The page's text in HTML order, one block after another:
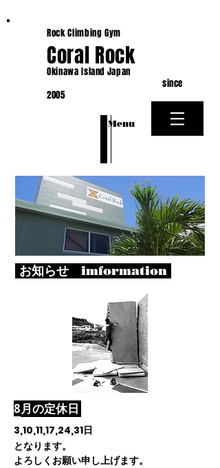
Rock Climbing Gym
Coral Rock
Okinawa Island Japan
since
2005
​Menu
お知らせ imformation
​8月の定休日
3,10,11,17,24,31日
となります。
よろしくお願い申し上げます。